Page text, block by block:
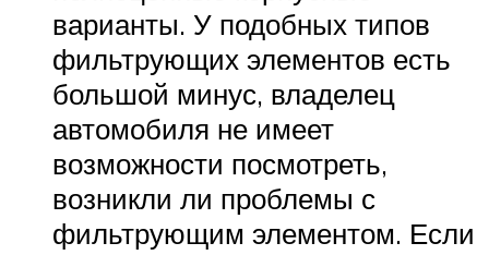
варианты. У подобных типов
фильтрующих элементов есть
большой минус, владелец
автомобиля не имеет
возможности посмотреть,
возникли ли проблемы с
фильтрующим элементом. Если